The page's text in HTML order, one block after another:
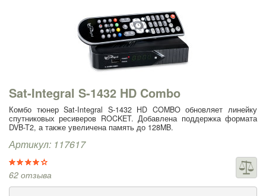
Sat-Integral S-1432 HD Combo
Комбо тюнер Sat-Integral S-1432 HD COMBO обновляет линейку
спутниковых ресиверов ROCKET. Добавлена поддержка формата
DVB-T2, а также увеличена память до 128MB.
Артикул: 117617
62 отзыва